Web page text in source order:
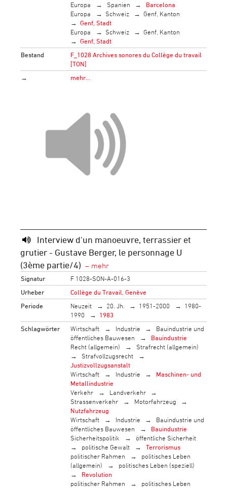
Europa
Spanien
Barcelona
Europa
Schweiz
Genf, Kanton
Genf, Stadt
Europa
Schweiz
Genf, Kanton
Genf, Stadt
Bestand
F_1028 Archives sonores du Collège du travail
[TON]
→
mehr…
Interview d'un manoeuvre, terrassier et
grutier - Gustave Berger, le personnage U
(3ème partie/4)
Signatur
F 1028-SON-A-016-3
Urheber
Collège du Travail, Genève
Periode
Neuzeit 20. Jh. 1951-2000
1980-
1990
1983
Schlagwörter
Wirtschaft Industrie
Bauindustrie und
öffentliches Bauwesen
Bauindustrie
Recht (allgemein)
Strafrecht (allgemein)
Strafvollzugsrecht
Justizvollzugsanstalt
Wirtschaft
Industrie
Maschinen- und
Metallindustrie
Verkehr
Landverkehr
Strassenverkehr
Motorfahrzeug
Nutzfahrzeug
Wirtschaft
Industrie
Bauindustrie und
öffentliches Bauwesen
Bauindustrie
Sicherheitspolitik
öffentliche Sicherheit
politische Gewalt
Terrorismus
politischer Rahmen
politisches Leben
(allgemein)
politisches Leben (speziell)
Revolution
politischer Rahmen
politisches Leben